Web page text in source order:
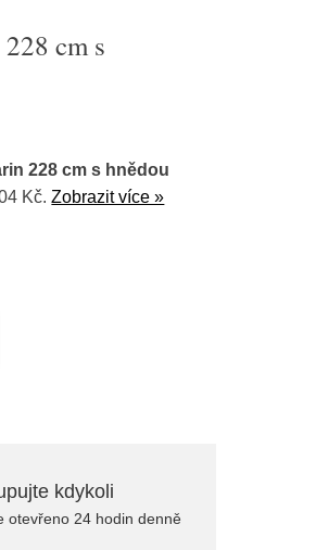
cm s
228 cm s hnědou
Kč.Zobrazit více »
kdykoli
otevřeno 24 hodin denně